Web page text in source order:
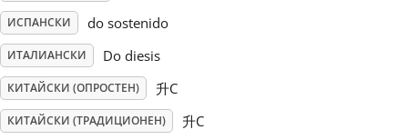
Português
Русский
Svenska
ИСПАНСКИ do sostenido
ИТАЛИАНСКИ Do diesis
КИТАЙСКИ (ОПРОСТЕН) 升C
КИТАЙСКИ (ТРАДИЦИОНЕН) 升C